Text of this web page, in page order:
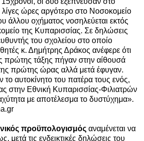
λίγες ώρες αργότερο στο Νοσοκομείο
άλλου οχήματος νοσηλεύεται εκτός
της Κυπαρισσίας. Σε δηλώσεις
του σχολείου στο οποίο
κ. Δημήτρης Δράκος ανέφερε ότι
πρώτης τάξης πήγαν στην αίθουσά
πρώτης ώρας αλλά μετά έφυγαν.
αυτοκίνητο του πατέρα τους ενός,
στην Εθνική Κυπαρισσίας-Φιλιατρών
με αποτέλεσμα το δυστύχημα».
προϋπολογισμός αναμένεται να
μετά τις ενδεικτικές δηλώσεις του